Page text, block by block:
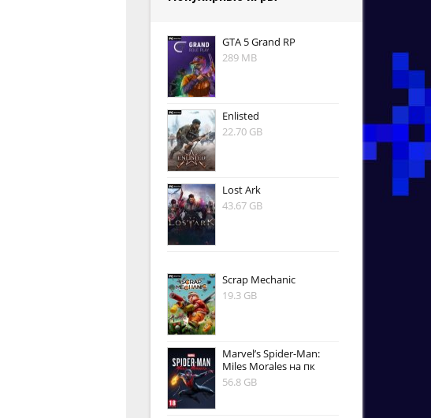
GTA 5 Grand RP
289 MB
Enlisted
22.70 GB
Lost Ark
43.67 GB
Scrap Mechanic
19.3 GB
Marvel’s Spider-Man:
Miles Morales на пк
56.8 GB